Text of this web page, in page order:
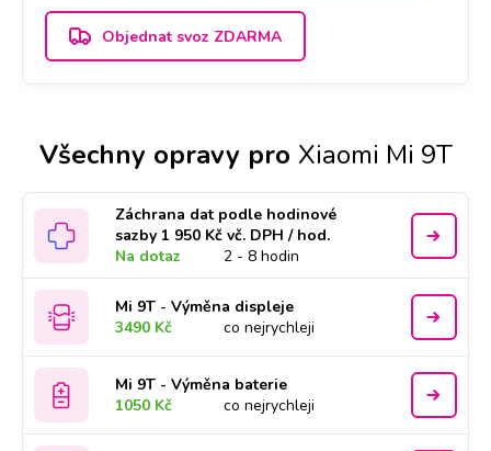
Objednat svoz ZDARMA
Všechny opravy pro Xiaomi Mi 9T
Záchrana dat podle hodinové
sazby 1 950 Kč vč. DPH / hod.
Na dotaz
2 - 8 hodin
Mi 9T - Výměna displeje
3490 Kč
co nejrychleji
Mi 9T - Výměna baterie
1050 Kč
co nejrychleji